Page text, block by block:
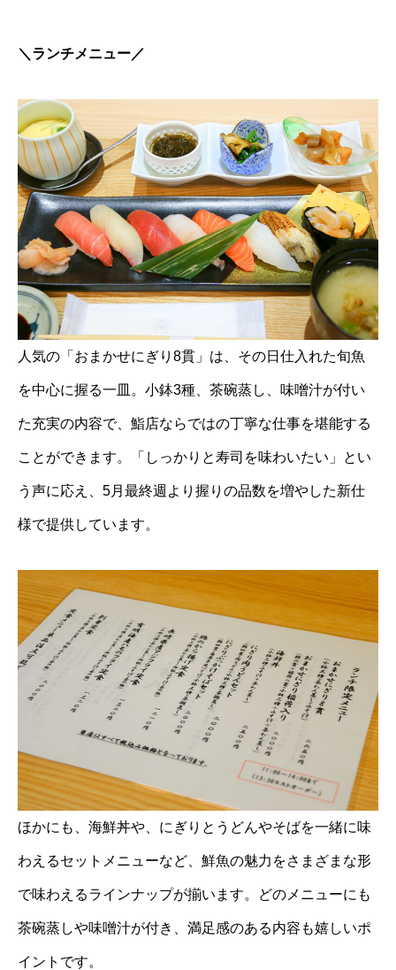
＼ランチメニュー／
人気の「おまかせにぎり8貫」は、その日仕入れた旬魚
を中心に握る一皿。小鉢3種、茶碗蒸し、味噌汁が付い
た充実の内容で、鮨店ならではの丁寧な仕事を堪能する
ことができます。「しっかりと寿司を味わいたい」とい
う声に応え、5月最終週より握りの品数を増やした新仕
様で提供しています。
ほかにも、海鮮丼や、にぎりとうどんやそばを一緒に味
わえるセットメニューなど、鮮魚の魅力をさまざまな形
で味わえるラインナップが揃います。どのメニューにも
茶碗蒸しや味噌汁が付き、満足感のある内容も嬉しいポ
イントです。